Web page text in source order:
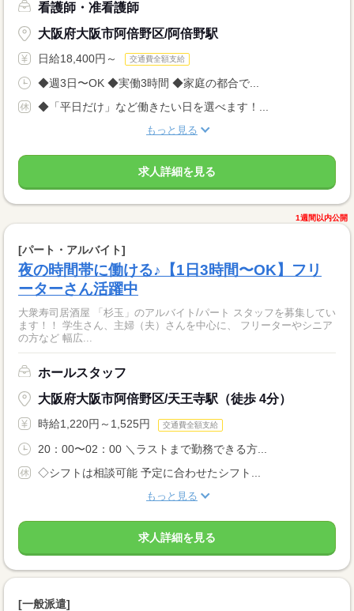
看護師・准看護師
大阪府大阪市阿倍野区/阿倍野駅
日給18,400円～ 交通費全額支給
◆週3日〜OK ◆実働3時間 ◆家庭の都合で...
◆「平日だけ」など働きたい日を選べます！...
もっと見る
求人詳細を見る
1週間以内公開
[パート・アルバイト]
夜の時間帯に働ける♪【1日3時間〜OK】フリ
ーターさん活躍中
大衆寿司居酒屋 「杉玉」のアルバイト/パート スタッフを募集してい
ます！！ 学生さん、主婦（夫）さんを中心に、 フリーターやシニア
の方など 幅広...
ホールスタッフ
大阪府大阪市阿倍野区/天王寺駅（徒歩 4分）
時給1,220円～1,525円 交通費全額支給
20：00〜02：00 ＼ラストまで勤務できる方...
◇シフトは相談可能 予定に合わせたシフト...
もっと見る
求人詳細を見る
[一般派遣]